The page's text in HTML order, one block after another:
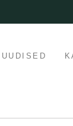
UUDISED